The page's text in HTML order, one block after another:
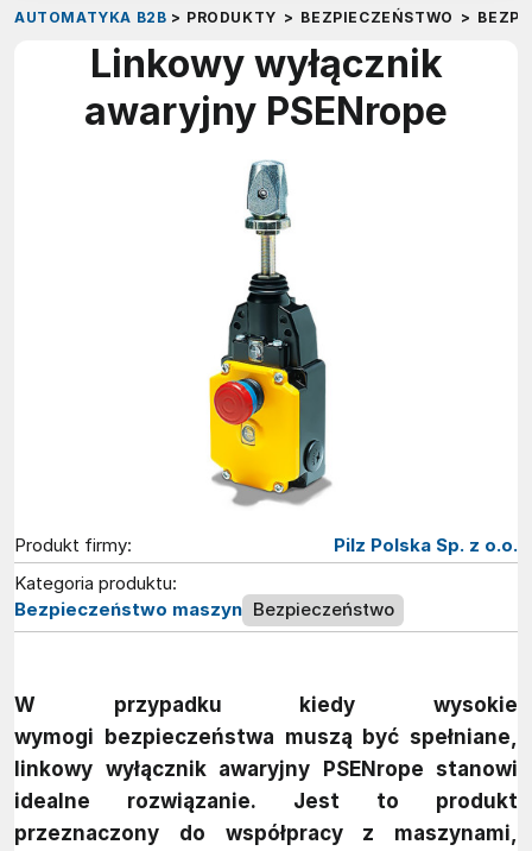
AUTOMATYKA B2B > PRODUKTY > BEZPIECZEŃSTWO >
Linkowy wyłącznik
awaryjny PSENrope
Produkt firmy:
Pilz Polska Sp. z o.o.
Kategoria produktu:
Bezpieczeństwo maszyn Bezpieczeństwo
W przypadku kiedy wysokie
wymogi bezpieczeństwa muszą być spełniane,
linkowy wyłącznik awaryjny PSENrope stanowi
idealne rozwiązanie. Jest to produkt
przeznaczony do współpracy z maszynami,